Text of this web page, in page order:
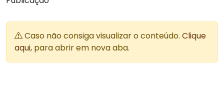
Caso não consiga visualizar o conteúdo. Clique
aqui, para abrir em nova aba.